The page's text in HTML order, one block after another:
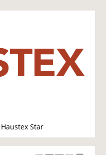
Haustex Star
u
c